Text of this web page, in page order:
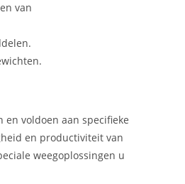
van
voldoen aan specifieke
en productiviteit van
weegoplossingen u